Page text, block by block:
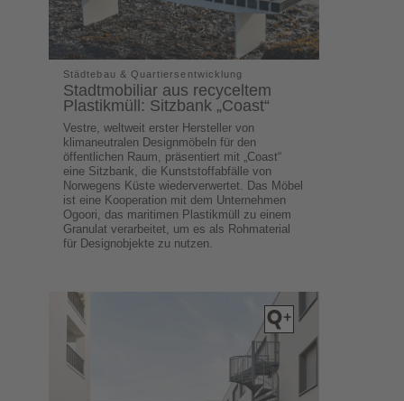
Städtebau & Quartiersentwicklung
Stadtmobiliar aus recyceltem
Plastikmüll: Sitzbank „Coast“
Vestre, weltweit erster Hersteller von
klimaneutralen Designmöbeln für den
öffentlichen Raum, präsentiert mit „Coast“
eine Sitzbank, die Kunststoffabfälle von
Norwegens Küste wiederverwertet. Das Möbel
ist eine Kooperation mit dem Unternehmen
Ogoori, das maritimen Plastikmüll zu einem
Granulat verarbeitet, um es als Rohmaterial
für Designobjekte zu nutzen.